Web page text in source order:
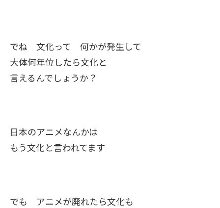
でね 文化って 何かが発生して
大体何年位したら文化と
言えるんでしょうか？
日本のアニメなんかは
もう文化と言われてます
でも アニメが廃れたら文化も